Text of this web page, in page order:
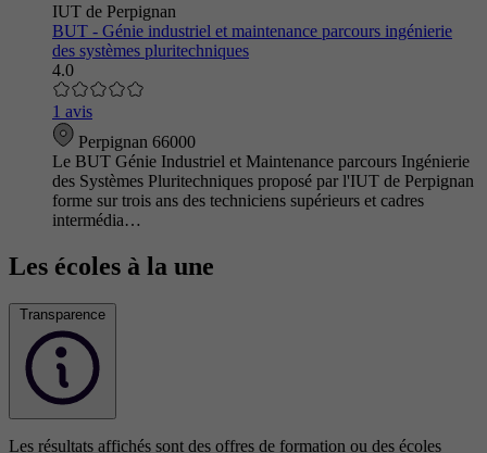
IUT de Perpignan
BUT - Génie industriel et maintenance parcours ingénierie
des systèmes pluritechniques
4.0
1 avis
Perpignan 66000
Le BUT Génie Industriel et Maintenance parcours Ingénierie
des Systèmes Pluritechniques proposé par l'IUT de Perpignan
forme sur trois ans des techniciens supérieurs et cadres
intermédia…
Les écoles à la une
Transparence
Les résultats affichés sont des offres de formation ou des écoles